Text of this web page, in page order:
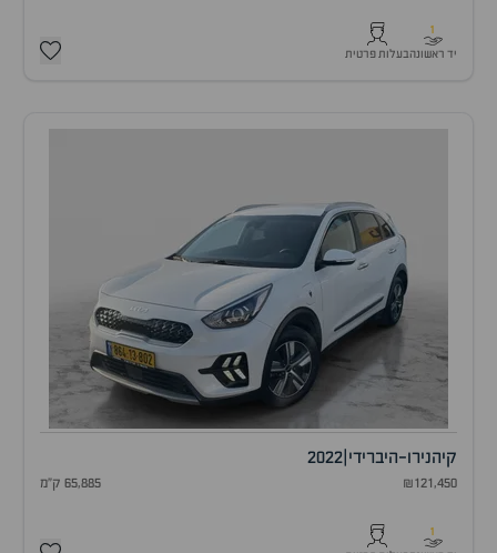
1
יד ראשונהבעלות פרטית
קיהנירו-היברידי 2022
₪121,450 65,885 ק"מ
1